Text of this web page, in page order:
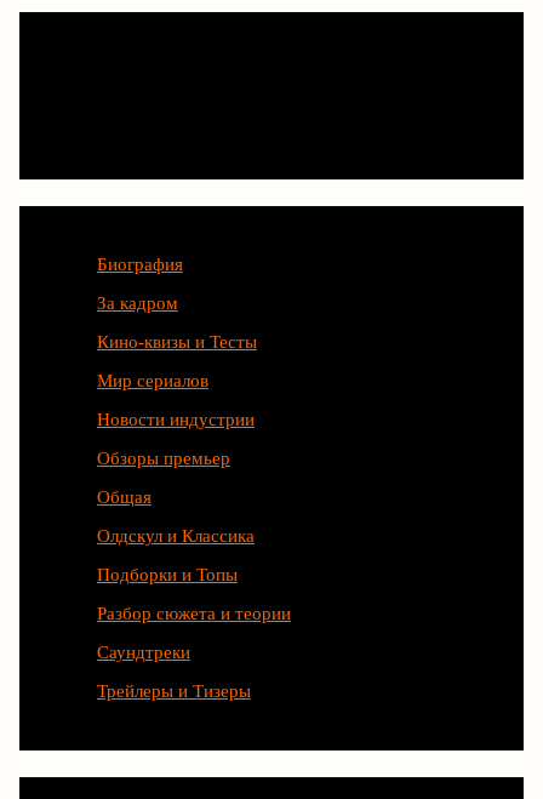
Биография
За кадром
Кино-квизы и Тесты
Мир сериалов
Новости индустрии
Обзоры премьер
Общая
Олдскул и Классика
Подборки и Топы
Разбор сюжета и теории
Саундтреки
Трейлеры и Тизеры